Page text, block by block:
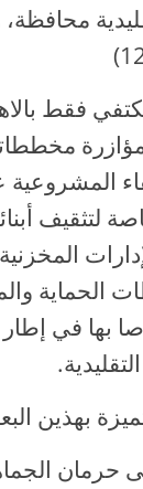
فقط
المشروعية
لتثقيف
الحماية
بها في
بهذين
حرمان